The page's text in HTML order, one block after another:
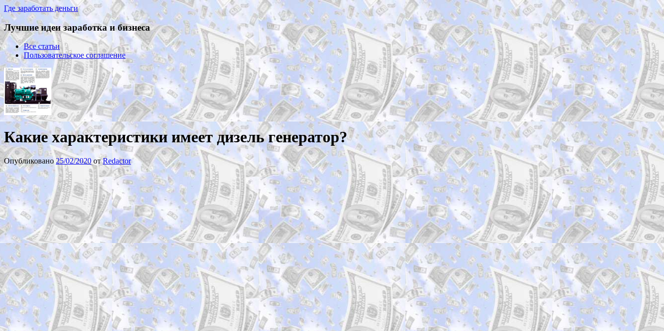
Где заработать деньги
Лучшие идеи заработка и бизнеса
Все статьи
Пользовательское соглашение
Какие характеристики имеет дизель генератор?
Опубликовано25/02/2020 отRedactor